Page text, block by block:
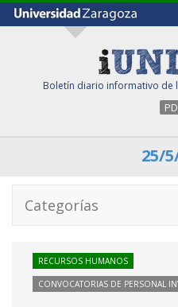
Boletín diario informativo de
25/
Categorías
RECURSOS HUMANOS
CONVOCATORIAS DE PERSONAL